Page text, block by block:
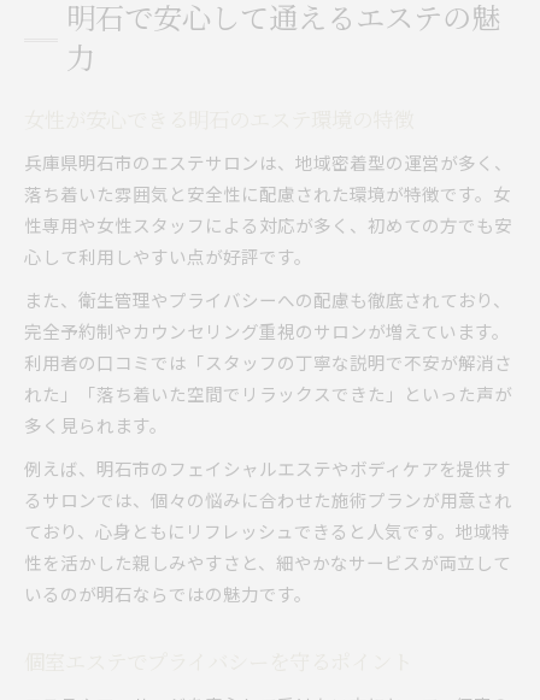
明石で安心して通えるエステの魅
力
兵庫県明石市のエステサロンは、地域密着型の運営が多く、
落ち着いた雰囲気と安全性に配慮された環境が特徴です。女
性専用や女性スタッフによる対応が多く、初めての方でも安
心して利用しやすい点が好評です。
また、衛生管理やプライバシーへの配慮も徹底されており、
完全予約制やカウンセリング重視のサロンが増えています。
利用者の口コミでは「スタッフの丁寧な説明で不安が解消さ
れた」「落ち着いた空間でリラックスできた」といった声が
多く見られます。
例えば、明石市のフェイシャルエステやボディケアを提供す
るサロンでは、個々の悩みに合わせた施術プランが用意され
ており、心身ともにリフレッシュできると人気です。地域特
性を活かした親しみやすさと、細やかなサービスが両立して
いるのが明石ならではの魅力です。